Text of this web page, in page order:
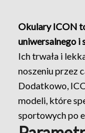
Okulary ICON
uniwersalnego i
Ich trwała i
noszeniu przez
Dodatkowo,
modeli, które
sportowych po